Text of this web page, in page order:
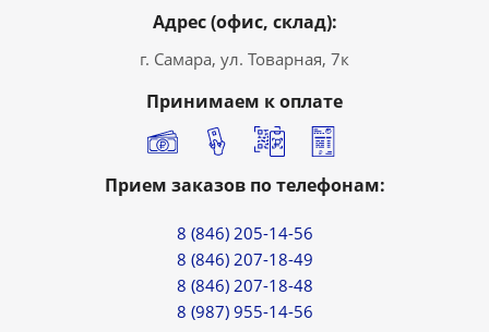
Адрес (офис, склад):
г. Самара, ул. Товарная, 7к
Принимаем к оплате
Прием заказов по телефонам:
8 (846) 205-14-56
8 (846) 207-18-49
8 (846) 207-18-48
8 (987) 955-14-56